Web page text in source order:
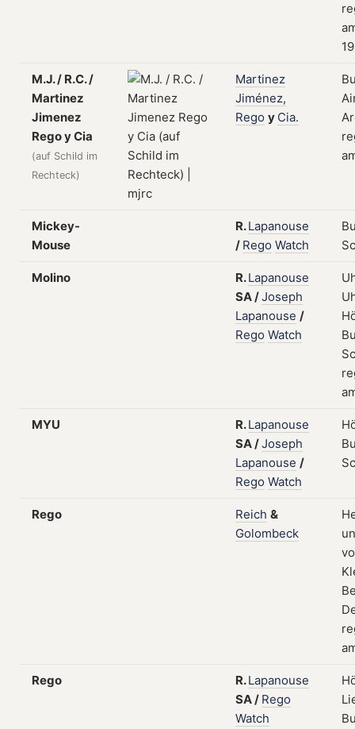
M.J. / R.C. /
Martinez
Jimenez
Rego y Cia
(auf Schild im
Rechteck)
Martinez
Jiménez,
Rego y Cia.
Mickey-
Mouse
R.Lapanouse
/ Rego Watch
Molino R.Lapanouse
SA/Joseph
Lapanouse /
Rego Watch
MYU R.Lapanouse
SA/Joseph
Lapanouse /
Rego Watch
Rego Reich &
Golombeck
Rego R.Lapanouse
SA/ Rego
Watch